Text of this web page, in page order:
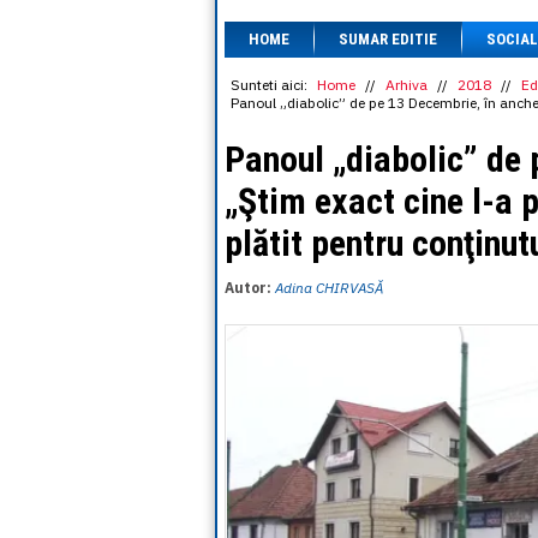
HOME SUMAR EDITIE SOCIAL
Sunteti aici: Home // Arhiva // 2018 //
Panoul „diabolic” de pe 13 Decembrie, în
Panoul „diabolic” de
„Ştim exact cine l-a
plătit pentru
Autor:Adina CHIRVASĂ